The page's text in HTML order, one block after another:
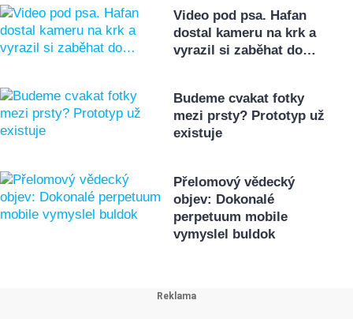
Video pod psa. Hafan
dostal kameru na krk a
vyrazil si zaběhat do…
Budeme cvakat fotky
mezi prsty? Prototyp už
existuje
Přelomový vědecký
objev: Dokonalé
perpetuum mobile
vymyslel buldok